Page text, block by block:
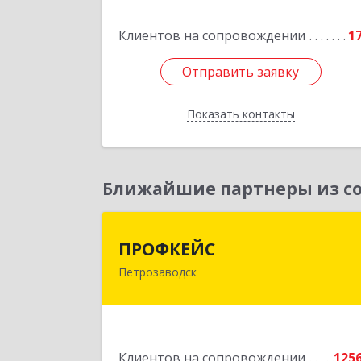
Клиентов на сопровождении
Отправить заявку
Показать контакты
Отправить заявку
Назад
Ближайшие партнеры из
ПРОФКЕЙС
Петрозаводск
185035, Карелия Респ, Петрозаводск г,